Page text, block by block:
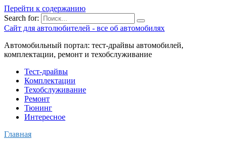
Перейти к содержанию
Search for:
Сайт для автолюбителей - все об автомобилях
Автомобильный портал: тест-драйвы автомобилей,
комплектации, ремонт и техобслуживание
Тест-драйвы
Комплектации
Техобслуживание
Ремонт
Тюнинг
Интересное
Главная